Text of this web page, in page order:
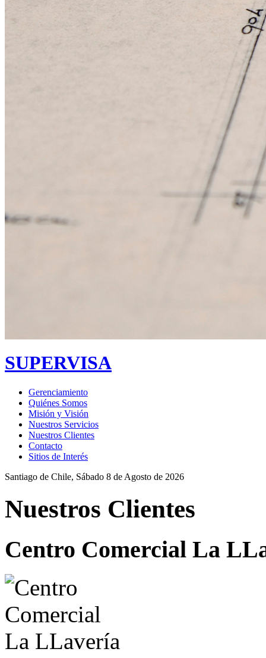
SUPERVISA
Gerenciamiento
Quiénes Somos
Misión y Visión
Nuestros Servicios
Nuestros Clientes
Contacto
Sitios de Interés
Santiago de Chile, Sábado 8 de Agosto de 2026
Nuestros Clientes
Centro Comercial La